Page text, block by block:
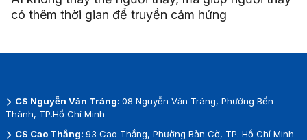
có thêm thời gian để truyền cảm hứng
CS Nguyễn Văn Tráng: 08 Nguyễn Văn Tráng, Phường Bến
Thành, TP.Hồ Chí Minh
CS Cao Thắng: 93 Cao Thắng, Phường Bàn Cờ, TP. Hồ Chí Minh